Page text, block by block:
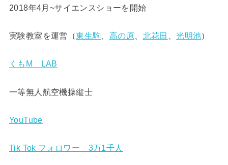
2018年4月~サイエンスショーを開始
実験教室を運営（東生駒 高の原 北花田 、光明池）
くもM LAB
一等無人航空機操縦士
YouTube
Tik Tok フォロワー 3万1千人